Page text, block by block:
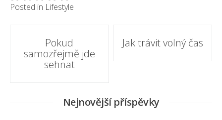
Posted in Lifestyle
navigation
Pokud
samozřejmě jde
sehnat
Jak trávit volný čas
Nejnovější příspěvky